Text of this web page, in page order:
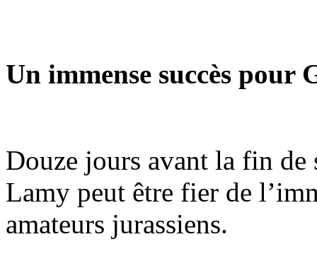
Un immense succès pour
Douze jours avant la fin
Lamy peut être fier de
amateurs jurassiens.